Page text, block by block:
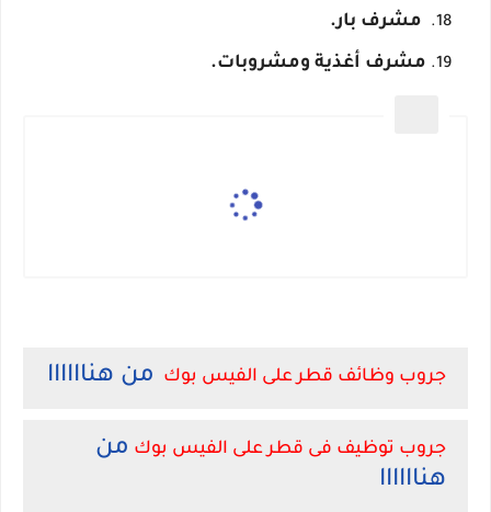
مشرف بار.
مشرف أغذية ومشروبات.
جروب وظائف قطر على الفيس بوك من هناااااا
جروب توظيف فى قطر على الفيس بوك من
هناااااا